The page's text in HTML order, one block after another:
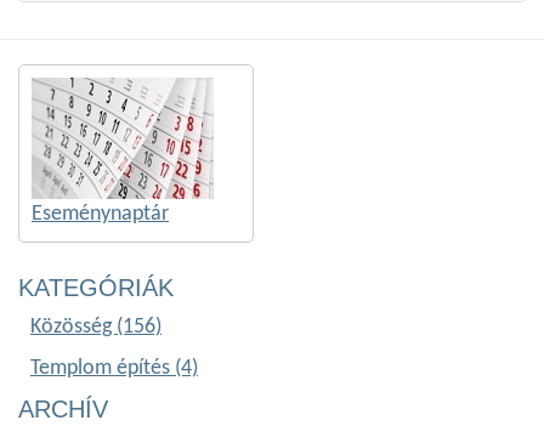
Eseménynaptár
KATEGÓRIÁK
Közösség (156)
Templom építés (4)
ARCHÍV